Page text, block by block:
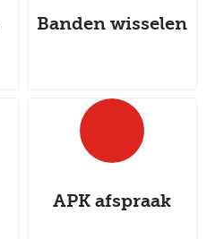
Banden wisselen
APK afspraak